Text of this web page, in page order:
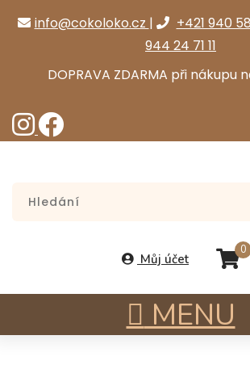
info@cokoloko.cz | +421 940
944 24 71 11
DOPRAVA ZDARMA při nákupu
Můj účet
0
MENU